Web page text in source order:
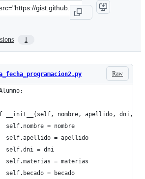
1
Raw
__init__(self, nombre, apellido, dni,
self.nombre = nombre
self.apellido = apellido
self.dni = dni
self.materias = materias
self.becado = becado